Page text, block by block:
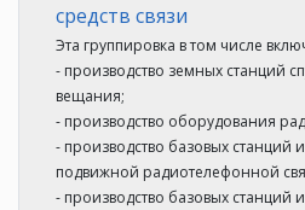
средств связи
Эта группировка в том числе
- производство земных станций
вещания;
- производство оборудования
- производство базовых станций
подвижной радиотелефонной
- производство базовых станций